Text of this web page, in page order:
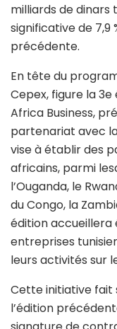
milliards de dinars
significative de 7,9
précédente.
En tête du
Cepex, figure la
Africa Business,
partenariat avec
vise à établir des
africains, parmi
l’Ouganda, le
du Congo, la
édition
entreprises
leurs activités sur
Cette initiative fait
l’édition